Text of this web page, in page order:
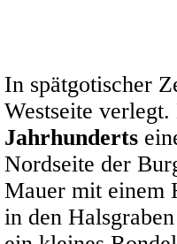
In spätgotischer
Westseite
Jahrhunderts
Nordseite der
Mauer mit einem
in den